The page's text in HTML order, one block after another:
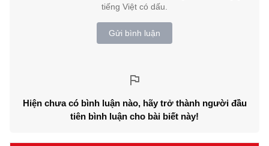
tiếng Việt có dấu.
Gửi bình luận
Hiện chưa có bình luận nào, hãy trở thành người đầu
tiên bình luận cho bài biết này!